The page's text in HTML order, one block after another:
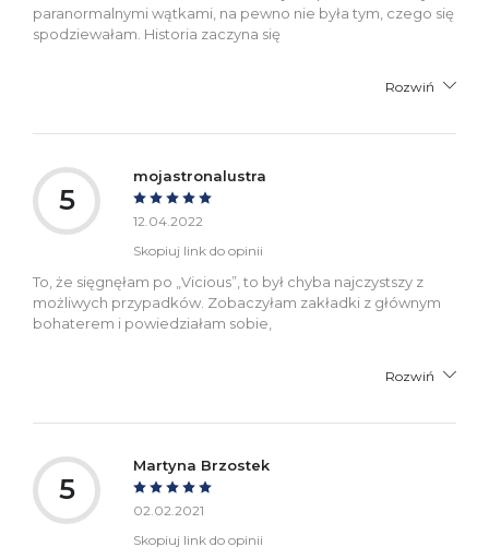
paranormalnymi wątkami, na pewno nie była tym, czego się
spodziewałam. Historia zaczyna się
Rozwiń
5
mojastronalustra
12.04.2022
Skopiuj link do opinii
To, że sięgnęłam po „Vicious”, to był chyba najczystszy z
możliwych przypadków. Zobaczyłam zakładki z głównym
bohaterem i powiedziałam sobie,
Rozwiń
5
Martyna Brzostek
02.02.2021
Skopiuj link do opinii